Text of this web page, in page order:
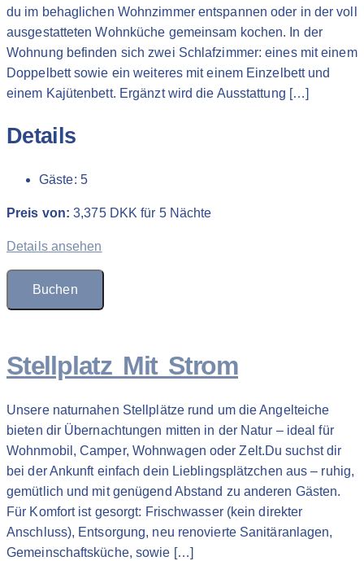
du im behaglichen Wohnzimmer entspannen oder in der voll
ausgestatteten Wohnküche gemeinsam kochen. In der
Wohnung befinden sich zwei Schlafzimmer: eines mit einem
Doppelbett sowie ein weiteres mit einem Einzelbett und
einem Kajütenbett. Ergänzt wird die Ausstattung […]
Details
Gäste: 5
Preis von: 3,375 DKK für 5 Nächte
Details ansehen
Buchen
Stellplatz Mit Strom
Unsere naturnahen Stellplätze rund um die Angelteiche
bieten dir Übernachtungen mitten in der Natur – ideal für
Wohnmobil, Camper, Wohnwagen oder Zelt.Du suchst dir
bei der Ankunft einfach dein Lieblingsplätzchen aus – ruhig,
gemütlich und mit genügend Abstand zu anderen Gästen.
Für Komfort ist gesorgt: Frischwasser (kein direkter
Anschluss), Entsorgung, neu renovierte Sanitäranlagen,
Gemeinschaftsküche, sowie […]